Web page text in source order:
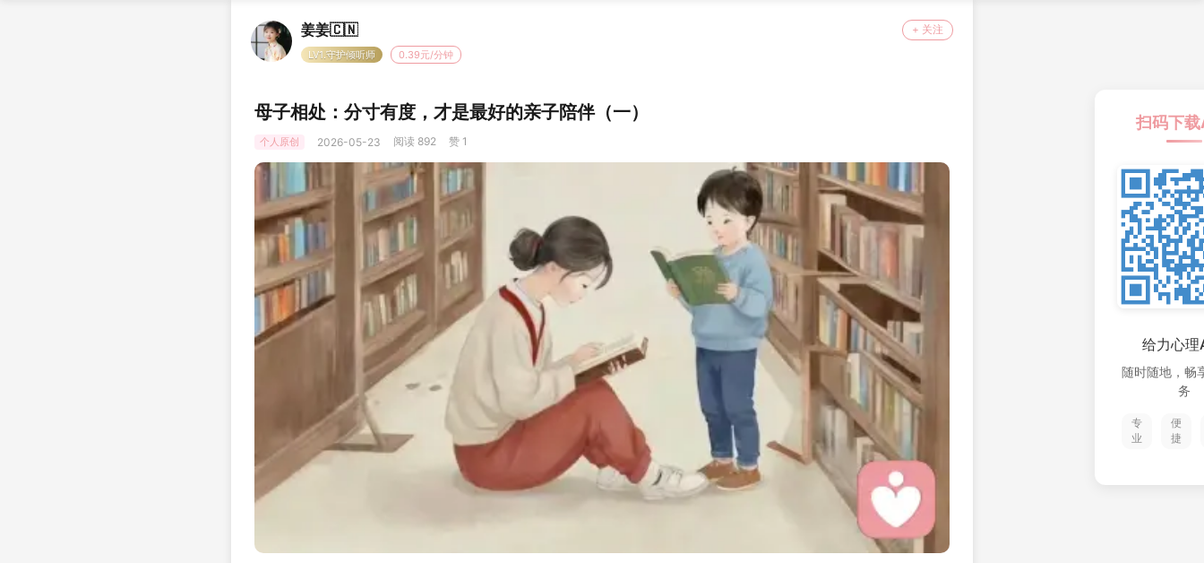
姜姜🇨🇳 + 关注
LV1.守护倾听师 0.39元/分钟
母子相处：分寸有度，才是最好的亲子陪伴（一）
个人原创 2026-05-23 阅读 892 赞 1
扫码下
给力心理
随时随地，畅
务
专
业
便
捷